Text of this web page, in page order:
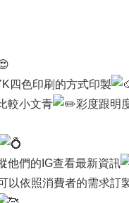
四色印刷的方式印製
較小文青
彩度跟明
他們的IG查看最新資訊
以依照消費者的需求訂